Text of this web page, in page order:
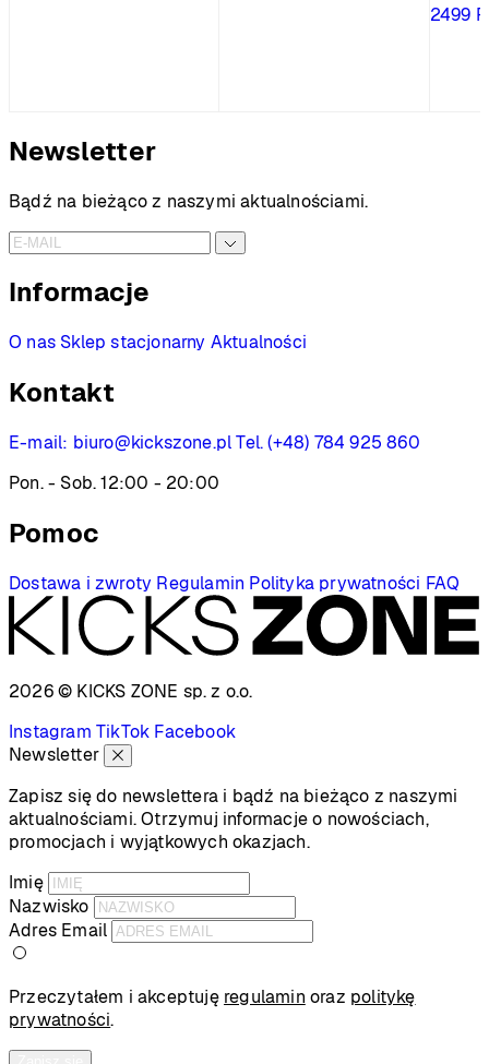
2499
Newsletter
Bądź na bieżąco z naszymi aktualnościami.
Informacje
O nas Sklep stacjonarny Aktualności
Kontakt
E-mail: biuro@kickszone.pl Tel. (+48) 784 925 860
Pon. - Sob. 12:00 - 20:00
Pomoc
Dostawa i zwroty Regulamin Polityka prywatności FAQ
2026 © KICKS ZONE sp. z o.o.
Instagram TikTok Facebook
Newsletter
Zapisz się do newslettera i bądź na bieżąco z naszymi
aktualnościami. Otrzymuj informacje o nowościach,
promocjach i wyjątkowych okazjach.
Imię
Nazwisko
Adres Email
Przeczytałem i akceptuję regulamin oraz politykę
prywatności.